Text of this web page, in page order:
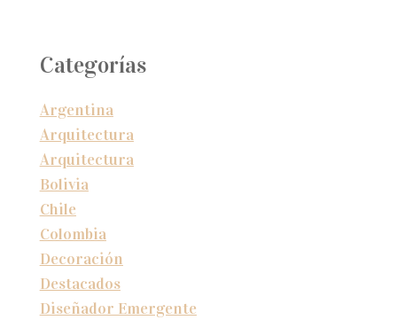
Categorías
Argentina
Arquitectura
Arquitectura
Bolivia
Chile
Colombia
Decoración
Destacados
Diseñador Emergente